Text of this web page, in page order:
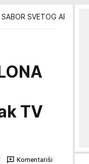
SVETOG
TV
Komentariši